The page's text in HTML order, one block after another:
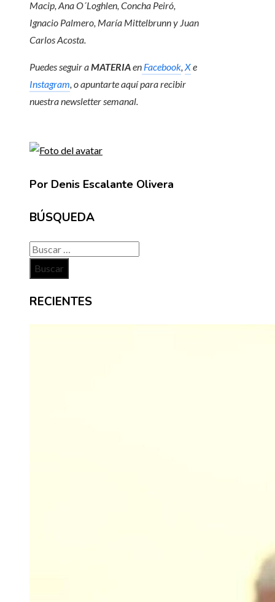
Macip, Ana O´Loghlen, Concha Peiró,
Ignacio Palmero, María Mittelbrunn y Juan
Carlos Acosta.
Puedes seguir aMATERIAen Facebook, Xe
Instagram, o apuntarte aquí para recibir
nuestra newsletter semanal.
Por Denis Escalante Olivera
BÚSQUEDA
Buscar:
RECIENTES